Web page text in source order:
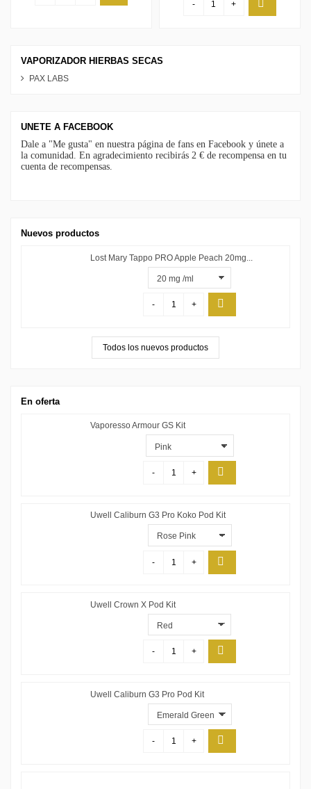
- +
VAPORIZADOR HIERBAS SECAS
PAX LABS
UNETE A FACEBOOK
Dale a "Me gusta" en nuestra página de fans en Facebook y únete a
la comunidad. En agradecimiento recibirás 2 € de recompensa en tu
cuenta de recompensas.
Nuevos productos
Lost Mary Tappo PRO Apple Peach 20mg...
- +
Todos los nuevos productos
En oferta
Vaporesso Armour GS Kit
- +
Uwell Caliburn G3 Pro Koko Pod Kit
- +
Uwell Crown X Pod Kit
- +
Uwell Caliburn G3 Pro Pod Kit
- +